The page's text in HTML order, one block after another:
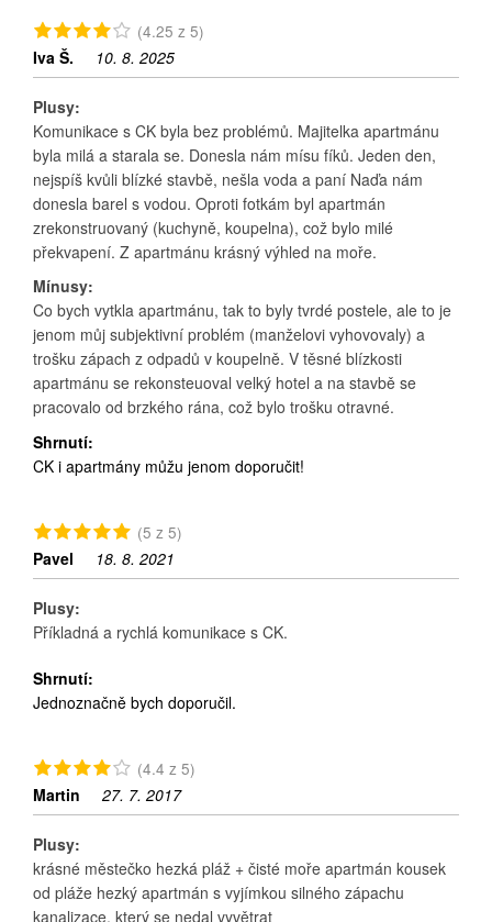
(4.25 z 5)
Iva Š.
10. 8. 2025
Plusy:
Komunikace s CK byla bez problémů. Majitelka apartmánu
byla milá a starala se. Donesla nám mísu fíků. Jeden den,
nejspíš kvůli blízké stavbě, nešla voda a paní Naďa nám
donesla barel s vodou. Oproti fotkám byl apartmán
zrekonstruovaný (kuchyně, koupelna), což bylo milé
překvapení. Z apartmánu krásný výhled na moře.
Mínusy:
Co bych vytkla apartmánu, tak to byly tvrdé postele, ale to je
jenom můj subjektivní problém (manželovi vyhovovaly) a
trošku zápach z odpadů v koupelně. V těsné blízkosti
apartmánu se rekonsteuoval velký hotel a na stavbě se
pracovalo od brzkého rána, což bylo trošku otravné.
Shrnutí:
CK i apartmány můžu jenom doporučit!
(5 z 5)
Pavel
18. 8. 2021
Plusy:
Příkladná a rychlá komunikace s CK.
Shrnutí:
Jednoznačně bych doporučil.
(4.4 z 5)
Martin
27. 7. 2017
Plusy:
krásné městečko hezká pláž + čisté moře apartmán kousek
od pláže hezký apartmán s vyjímkou silného zápachu
kanalizace, který se nedal vyvětrat